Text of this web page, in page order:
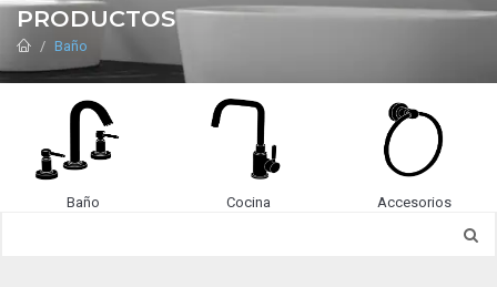
PRODUCTOS
Baño
Baño Cocina Accesorios